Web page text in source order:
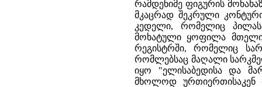
რამდენიმე ფიგურის
მკაცრად შეკრული
კედელი, რომელიც
მოხატული ყოფილა მთელი
რეგისტრში, რომელიც
რომლებსაც მაღალი
იყო "ელისაბედისა და
მხოლოდ ურთიერთისაკენ